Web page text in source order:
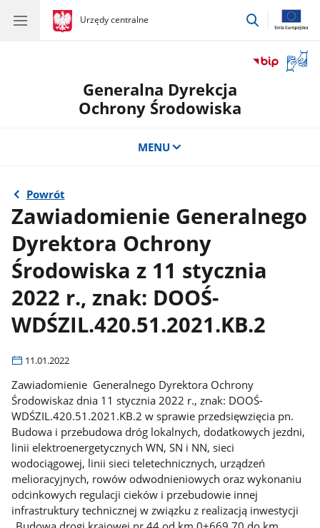
gov.pl
Urzędy centralne
gov.pl
Urzędy
przejdź
okno
Generalna Dyrekcja
Ochrony Środowiska
MENU
Powrót
Zawiadomienie Generalnego
Dyrektora Ochrony
Środowiska z 11 stycznia
2022 r., znak: DOOŚ-
WDŚZIL.420.51.2021.KB.2
11.01.2022
Zawiadomienie Generalnego Dyrektora Ochrony
Środowiskaz dnia 11 stycznia 2022 r., znak: DOOŚ-
WDŚZIL.420.51.2021.KB.2 w sprawie przedsięwzięcia pn.
Budowa i przebudowa dróg lokalnych, dodatkowych jezdni,
linii elektroenergetycznych WN, SN i NN, sieci
wodociągowej, linii sieci teletechnicznych, urządzeń
melioracyjnych, rowów odwodnieniowych oraz wykonaniu
odcinkowych regulacji cieków i przebudowie innej
infrastruktury technicznej w związku z realizacją inwestycji